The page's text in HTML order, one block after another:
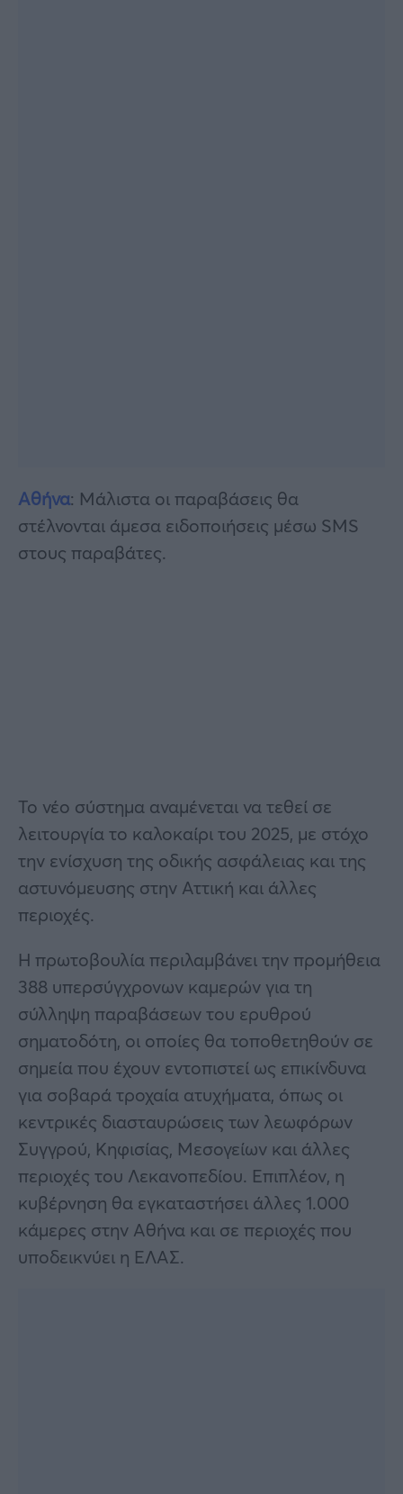
Αθήνα: Μάλιστα οι παραβάσεις θα
στέλνονται άμεσα ειδοποιήσεις μέσω SMS
στους παραβάτες.
Το νέο σύστημα αναμένεται να τεθεί σε
λειτουργία το καλοκαίρι του 2025, με στόχο
την ενίσχυση της οδικής ασφάλειας και της
αστυνόμευσης στην Αττική και άλλες
περιοχές.
Η πρωτοβουλία περιλαμβάνει την προμήθεια
388 υπερσύγχρονων καμερών για τη
σύλληψη παραβάσεων του ερυθρού
σηματοδότη, οι οποίες θα τοποθετηθούν σε
σημεία που έχουν εντοπιστεί ως επικίνδυνα
για σοβαρά τροχαία ατυχήματα, όπως οι
κεντρικές διασταυρώσεις των λεωφόρων
Συγγρού, Κηφισίας, Μεσογείων και άλλες
περιοχές του Λεκανοπεδίου. Επιπλέον, η
κυβέρνηση θα εγκαταστήσει άλλες 1.000
κάμερες στην Αθήνα και σε περιοχές που
υποδεικνύει η ΕΛΑΣ.